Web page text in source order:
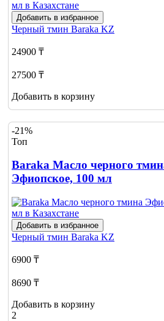
Добавить в избранное
Черный тмин Baraka KZ
24900 ₸
27500 ₸
Добавить в корзину
-21%
Топ
Baraka Масло черного
Эфиопское, 100 мл
Добавить в избранное
Черный тмин Baraka KZ
6900 ₸
8690 ₸
Добавить в корзину
2